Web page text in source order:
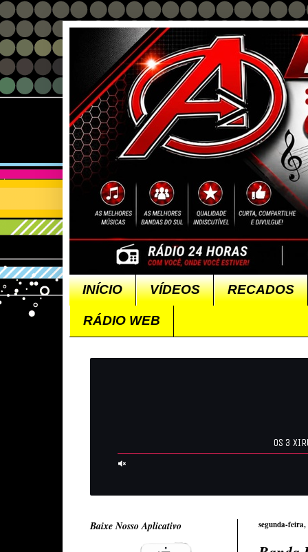
INÍCIO VÍDEOS RECADOS
RÁDIO WEB
segunda-
Baixe Nosso Aplicativo